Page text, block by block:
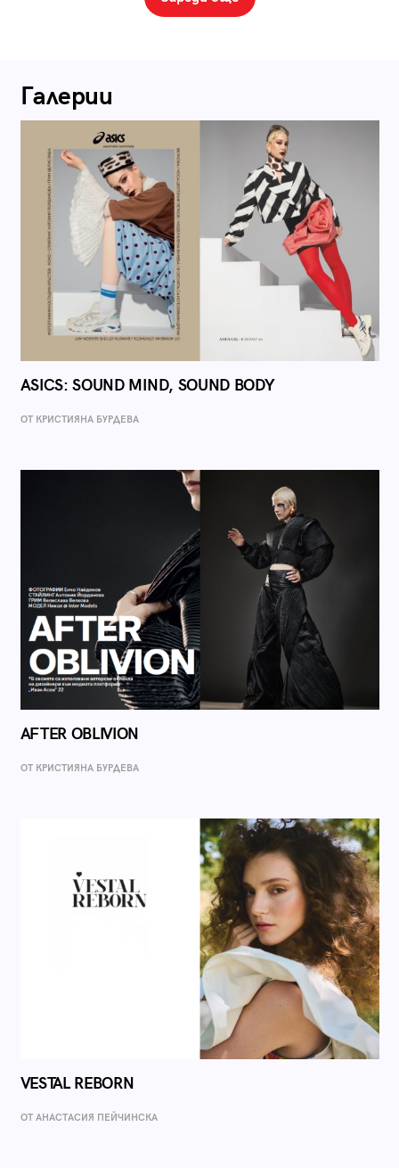
Галерии
ASICS: SOUND MIND, SOUND BODY
ОТ КРИСТИЯНА БУРДЕВА
AFTER OBLIVION
ОТ КРИСТИЯНА БУРДЕВА
VESTAL REBORN
ОТ AНАСТАСИЯ ПЕЙЧИНСКА